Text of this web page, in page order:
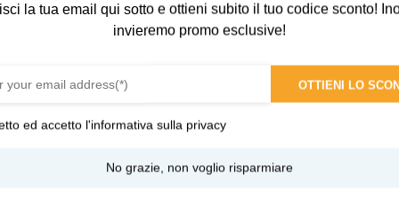
Bianchi
la tua email qui sotto e ottieni subito il tuo codice sconto!
invieremo promo esclusive!
OTTIENI LO
ed accetto l'informativa sulla privacy
No grazie, non voglio risparmiare